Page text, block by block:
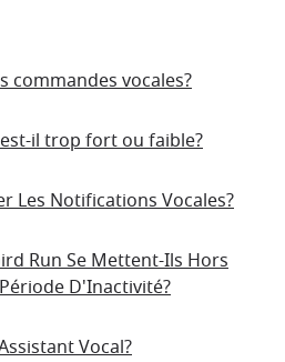
commandes vocales?
il trop fort ou faible?
Les Notifications Vocales?
Run Se Mettent-Ils Hors
D'Inactivité?
Vocal?